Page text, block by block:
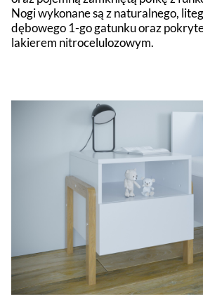
Nogi wykonane są z naturalnego,
dębowego 1-go gatunku oraz
lakierem nitrocelulozowym.